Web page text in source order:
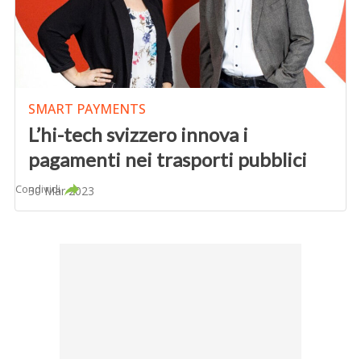
SMART PAYMENTS
L’hi-tech svizzero innova i
pagamenti nei trasporti pubblici
30 Mar 2023
Condividi